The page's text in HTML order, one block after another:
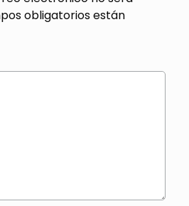
obligatorios están